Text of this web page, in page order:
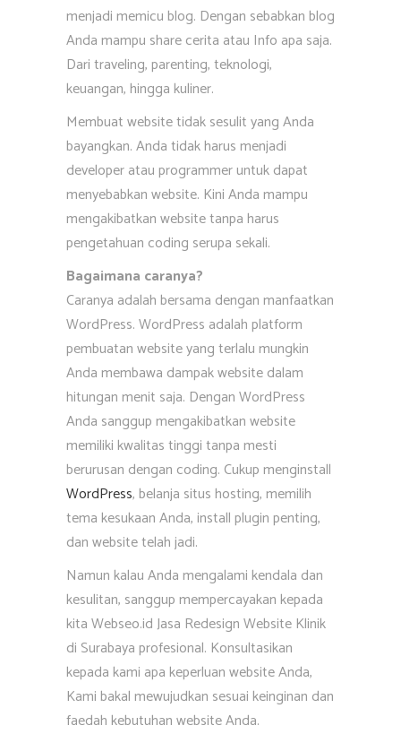
menjadi memicu blog. Dengan sebabkan blog
Anda mampu share cerita atau Info apa saja.
Dari traveling, parenting, teknologi,
keuangan, hingga kuliner.
Membuat website tidak sesulit yang Anda
bayangkan. Anda tidak harus menjadi
developer atau programmer untuk dapat
menyebabkan website. Kini Anda mampu
mengakibatkan website tanpa harus
pengetahuan coding serupa sekali.
Bagaimana caranya?
Caranya adalah bersama dengan manfaatkan
WordPress. WordPress adalah platform
pembuatan website yang terlalu mungkin
Anda membawa dampak website dalam
hitungan menit saja. Dengan WordPress
Anda sanggup mengakibatkan website
memiliki kwalitas tinggi tanpa mesti
berurusan dengan coding. Cukup menginstall
WordPress, belanja situs hosting, memilih
tema kesukaan Anda, install plugin penting,
dan website telah jadi.
Namun kalau Anda mengalami kendala dan
kesulitan, sanggup mempercayakan kepada
kita Webseo.id Jasa Redesign Website Klinik
di Surabaya profesional. Konsultasikan
kepada kami apa keperluan website Anda,
Kami bakal mewujudkan sesuai keinginan dan
faedah kebutuhan website Anda.